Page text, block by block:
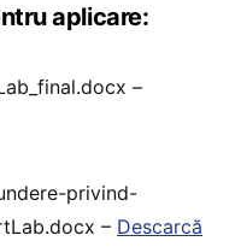
aplicare:
–
privind-
– Descarcă